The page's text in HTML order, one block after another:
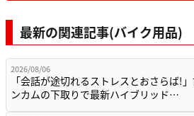
最新の関連記事(バイク用品)
2026/08/06
「会話が途切れるストレスとおさらば!
ンカムの下取りで最新ハイブリッド…